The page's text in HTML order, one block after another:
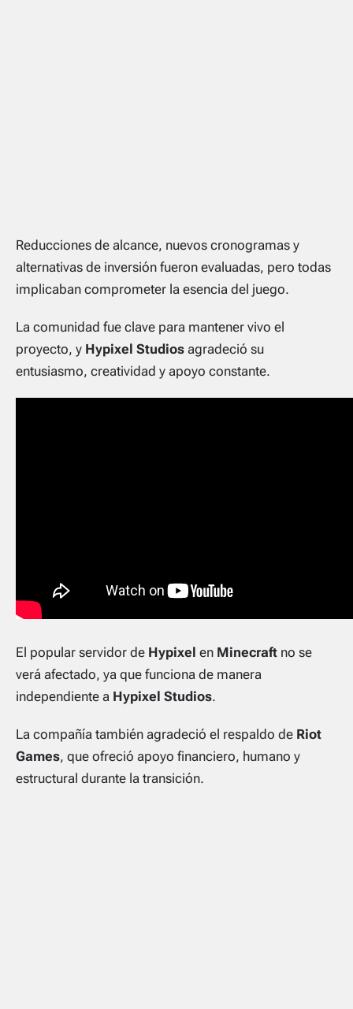
Reducciones de alcance, nuevos cronogramas y
alternativas de inversión fueron evaluadas, pero todas
implicaban comprometer la esencia del juego.
La comunidad fue clave para mantener vivo el
proyecto, y Hypixel Studios agradeció su
entusiasmo, creatividad y apoyo constante.
El popular servidor de Hypixel en Minecraft no se
verá afectado, ya que funciona de manera
independiente a Hypixel Studios.
La compañía también agradeció el respaldo de Riot
Games, que ofreció apoyo financiero, humano y
estructural durante la transición.